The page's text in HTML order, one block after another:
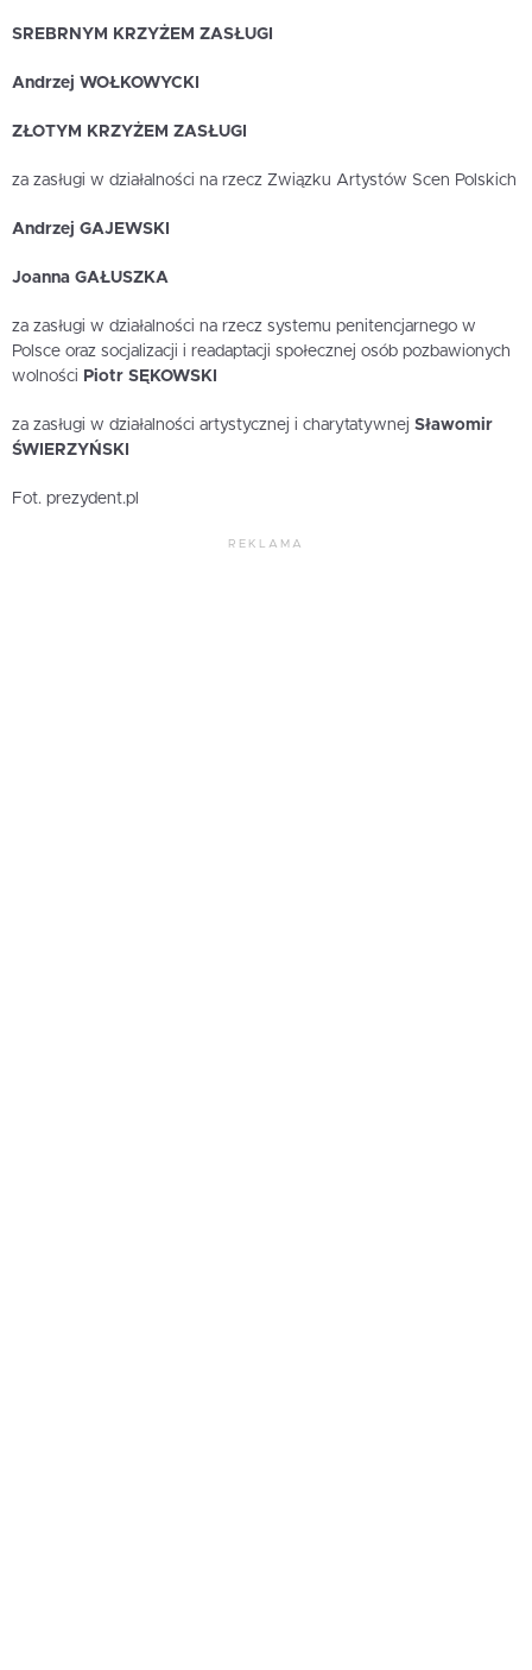
SREBRNYM KRZYŻEM ZASŁUGI
Andrzej WOŁKOWYCKI
ZŁOTYM KRZYŻEM ZASŁUGI
za zasługi w działalności na rzecz Związku Artystów Scen Polskich
Andrzej GAJEWSKI
Joanna GAŁUSZKA
za zasługi w działalności na rzecz systemu penitencjarnego w
Polsce oraz socjalizacji i readaptacji społecznej osób pozbawionych
wolności Piotr SĘKOWSKI
za zasługi w działalności artystycznej i charytatywnej Sławomir
ŚWIERZYŃSKI
Fot. prezydent.pl
REKLAMA